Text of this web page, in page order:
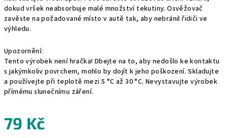
dokud vršek neabsorbuje malé množství tekutiny. Osvěžovač
zavěste na požadované místo v autě tak, aby nebránil řidiči ve
výhledu.
Upozornění:
Tento výrobek není hračka! Dbejte na to, aby nedošlo ke kontaktu
s jakýmkoliv povrchem, mohlo by dojít k jeho poškození. Skladujte
a používejte při teplotě mezi 5 °C až 30 °C. Nevystavujte výrobek
přímému slunečnímu záření.
79 Kč